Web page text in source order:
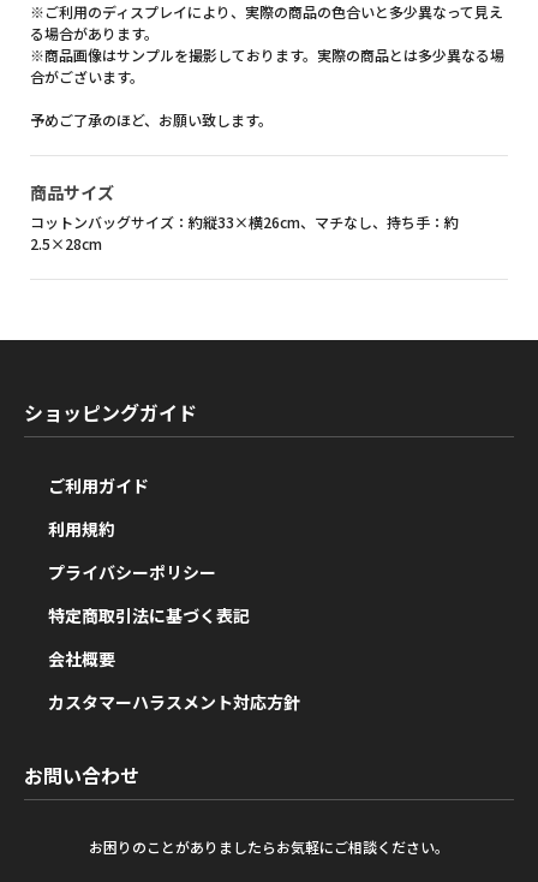
※ご利用のディスプレイにより、実際の商品の色合いと多少異なって見え
る場合があります。
※商品画像はサンプルを撮影しております。実際の商品とは多少異なる場
合がございます。
予めご了承のほど、お願い致します。
商品サイズ
コットンバッグサイズ：約縦33×横26cm、マチなし、持ち手：約
2.5×28cm
ショッピングガイド
ご利用ガイド
利用規約
プライバシーポリシー
特定商取引法に基づく表記
会社概要
カスタマーハラスメント対応方針
お問い合わせ
お困りのことがありましたらお気軽にご相談ください。